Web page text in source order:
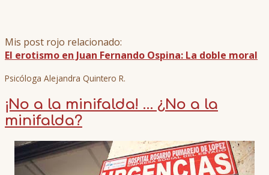
Mis post rojo relacionado:
El erotismo en Juan Fernando Ospina: La doble moral
Psicóloga Alejandra Quintero R.
¡No a la minifalda! … ¿No a la
minifalda?